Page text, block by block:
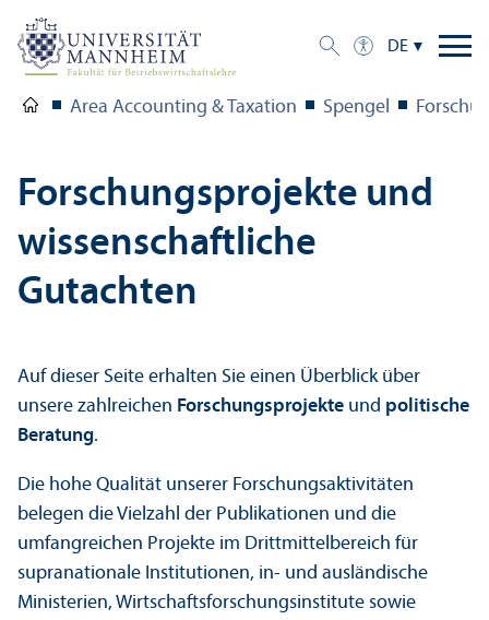
DE
Area Accounting & Taxation Spengel
Forschungs­projekte und
wissenschaft­liche
Gutachten
Auf dieser Seite erhalten Sie einen Über­blick über
unsere zahlreichen Forschungs­projekte und politische
Beratung.
Die hohe Qualität unserer Forschungs­aktivitäten
belegen die Vielzahl der Publikationen und die
umfangreichen Projekte im Drittmittel­bereich für
supranationale Institutionen, in- und ausländische
Ministerien, Wirtschafts­forschungs­institute sowie